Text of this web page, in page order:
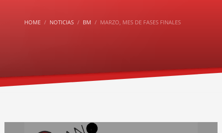
HOME NOTICIAS BM MARZO, MES DE FASES FINALES